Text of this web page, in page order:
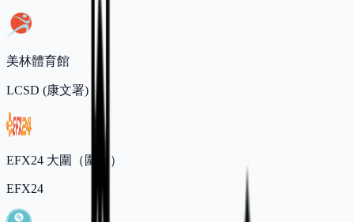
美林體育館
LCSD (康文署)
EFX24 大圍（圍方）
EFX24